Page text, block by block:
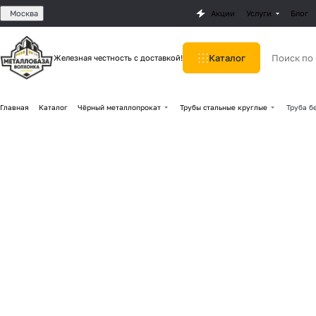
Москва Акции Услуги Блог
Железная честность с доставкой! Каталог
Главная Каталог Чёрный металлопрокат Трубы стальные круглые Труба